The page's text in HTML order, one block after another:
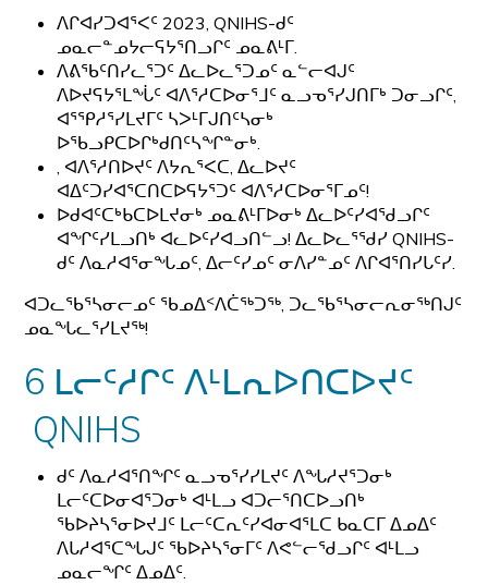
ᐱᒋᐊᓯᑐᐊᕐᐸᑦ 2023, QNIHS-ᑯᑦ
ᓄᓇᓕᓐᓄᔭᓕᕋᔭᕐᑎᓗᒋᑦ ᓄᓇᕕᒻᒥ.
ᐱᕕᖃᑦᑎᓯᓚᕐᑐᑦ ᐃᓚᐅᓚᕐᑐᓄᑦ ᓇᓪᓕᐊᒍᑦ
ᐱᐅᔪᕋᔭᕐᒪᖔᑦ ᐊᐱᕐᓱᑕᐅᓂᕐᒧᑦ ᓇᓗᓀᕐᓯᒍᑎᒥᒃ ᑐᓂᓗᒋᑦ,
ᐊᕐᕿᓱᕐᓯᒪᔪᒥᑦ ᓴᐳᒻᒥᒍᑎᑦᓴᓂᒃ
ᐅᖃᓗᑭᑕᐅᒋᒃᑯᑎᑦᓴᖏᓐᓂᒃ.
, ᐊᐱᕐᓱᑎᐅᔪᑦ ᐱᔭᕆᕐᐸᑕ, ᐃᓚᐅᔪᑦ
ᐊᐃᑦᑐᓯᐊᕐᑕᑎᑕᐅᕋᔭᕐᑐᑦ ᐊᐱᕐᓱᑕᐅᓂᕐᒥᓄᑦ!
ᐅᑯᐊᑦᑕᒃᑲᑕᐅᒪᔪᓂᒃ ᓄᓇᕕᒻᒥᐅᓂᒃ ᐃᓚᐅᑦᓯᐊᖁᓗᒋᑦ
ᐊᖏᑦᓯᒪᓗᑎᒃ ᐊᓚᐅᑦᓯᐊᓗᑎᓪᓗ! ᐃᓚᐅᓚᕐᖁᓯ QNIHS-
ᑯᑦ ᐱᓇᓱᐊᕐᓂᖓᓄᑦ, ᐃᓕᑦᓯᓄᑦ ᓂᐱᓯᓐᓄᑦ ᐱᒋᐊᕐᑎᓯᒐᑦᓯ.
ᐊᑐᓚᖃᕐᓴᓂᓕᓄᑦ ᖃᓄᐃᑉᐱᑖᖅᑐᖅ, ᑐᓚᖃᕐᓴᓂᓕᕆᓂᖅᑎᒍᑦ
ᓄᓇᖓᓚᕐᓯᒪᔪᖅ!
6 ᒪᓕᑦᓱᒋᑦ ᐱᒻᒪᕆᐅᑎᑕᐅᔪᑦ
QNIHS
ᑯᑦ ᐱᓇᓱᐊᕐᑎᖏᑦ ᓇᓗᓀᕐᓯᓯᒪᔪᑦ ᐱᖓᓱᔪᕐᑐᓂᒃ
ᒪᓕᑦᑕᐅᓂᐊᕐᑐᓂᒃ ᐊᒻᒪᓗ ᐊᑐᓕᕐᑎᑕᐅᓗᑎᒃ
ᖃᐅᔨᓴᕐᓂᐅᔪᒧᑦ ᒪᓕᑦᑕᕆᑦᓯᐊᓂᐊᕐᒪᑕ ᑲᓇᑕᒥ ᐃᓄᐃᑦ
ᐱᒐᓱᐊᕐᑕᖓᒍᑦ ᖃᐅᔨᓴᕐᓂᒥᑦ ᐱᕙᓪᓕᖁᓗᒋᑦ ᐊᒻᒪᓗ
ᓄᓇᓕᖏᑦ ᐃᓄᐃᑦ.